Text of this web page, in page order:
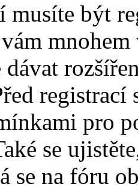
musíte být
dávat
registrací
pro
se
se na fóru